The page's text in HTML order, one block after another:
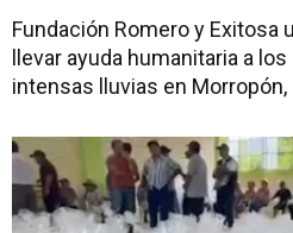
Fundación Romero y Exitosa
llevar ayuda humanitaria a
intensas lluvias en Morropón,